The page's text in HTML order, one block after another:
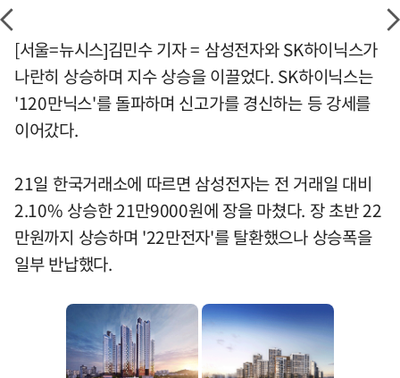
[서울=뉴시스]김민수 기자 = 삼성전자와 SK하이닉스가
나란히 상승하며 지수 상승을 이끌었다. SK하이닉스는
'120만닉스'를 돌파하며 신고가를 경신하는 등 강세를
이어갔다.
21일 한국거래소에 따르면 삼성전자는 전 거래일 대비
2.10% 상승한 21만9000원에 장을 마쳤다. 장 초반 22
만원까지 상승하며 '22만전자'를 탈환했으나 상승폭을
일부 반납했다.